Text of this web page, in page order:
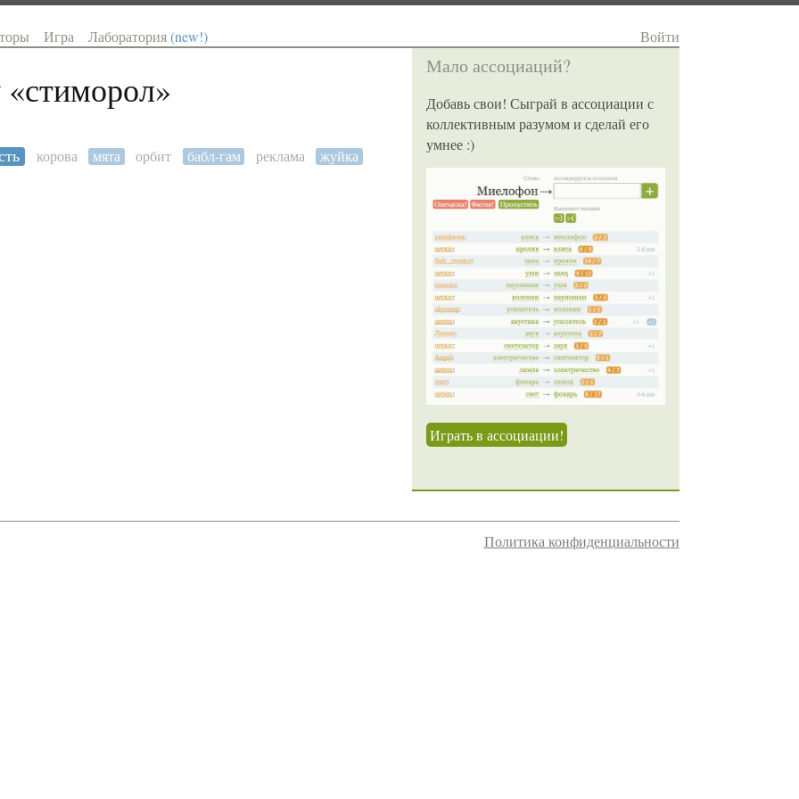
Игра Лаборатория(new!) Войти
стиморол»
корова мята орбит бабл-гам реклама жуйка
Мало ассоциаций?
Добавь свои! Сыграй в ассоциации с
коллективным разумом и сделай его
умнее :)
Играть в ассоциации!
Политика конфиденциальности